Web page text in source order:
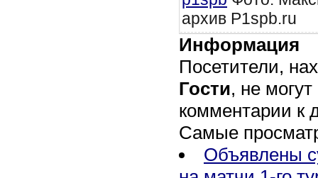
архив P1spb.ru
Информация
Посетители,
Гости, не
комментарии к
Самые
Объявлены